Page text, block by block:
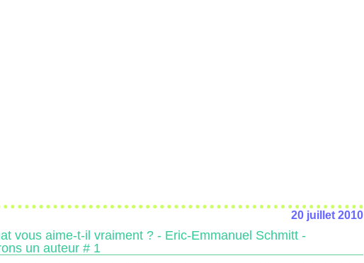
20 juillet 2010
vous aime-t-il vraiment ? - Eric-Emmanuel Schmitt -
un auteur # 1